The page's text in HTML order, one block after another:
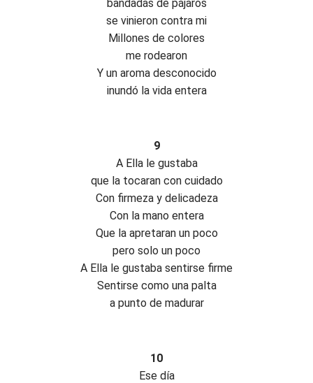
bandadas de pájaros
se vinieron contra mi
Millones de colores
me rodearon
Y un aroma desconocido
inundó la vida entera
9
A Ella le gustaba
que la tocaran con cuidado
Con firmeza y delicadeza
Con la mano entera
Que la apretaran un poco
pero solo un poco
A Ella le gustaba sentirse firme
Sentirse como una palta
a punto de madurar
10
Ese día